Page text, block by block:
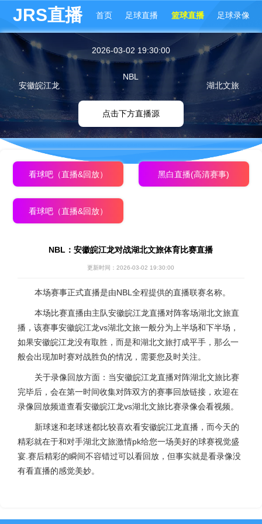
JRS直播 首页 足球直播 篮球直播 足球录像
安徽皖江龙
2026-03-02 19:30:00
NBL
点击下方直播源
湖北文旅
看球吧（直播&回放） 黑白直播(高清赛事)
看球吧（直播&回放）
NBL：安徽皖江龙对战湖北文旅体育比赛直播
更新时间：2026-03-02 19:30:00
本场赛事正式直播是由NBL全程提供的直播联赛名称。
本场比赛直播由主队安徽皖江龙直播对阵客场湖北文旅直
播，该赛事安徽皖江龙vs湖北文旅一般分为上半场和下半场，
如果安徽皖江龙没有取胜，而是和湖北文旅打成平手，那么一
般会出现加时赛对战胜负的情况，需要您及时关注。
关于录像回放方面：当安徽皖江龙直播对阵湖北文旅比赛
完毕后，会在第一时间收集对阵双方的赛事回放链接，欢迎在
录像回放频道查看安徽皖江龙vs湖北文旅比赛录像会看视频。
新球迷和老球迷都比较喜欢看安徽皖江龙直播，而今天的
精彩就在于和对手湖北文旅激情pk给您一场美好的球赛视觉盛
宴.赛后精彩的瞬间不容错过可以看回放，但事实就是看录像没
有看直播的感觉美妙。